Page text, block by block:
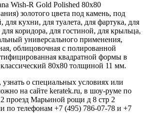
Wish-R Gold Polished 80x80
золотого цвета под камень, под
кухни, для туалета, для фартука, для
коридора, для гостиной, для крыльца,
универсального применения,
облицовочная с полированной
квадратной формы в
80х80 толщиной 11 мм.
о специальных условиях или
на сайте keratek.ru, в шоу-руме по
проезд Марьиной рощи д 8 стр 2
по телефонам +7 (495) 786-07-78 и +7